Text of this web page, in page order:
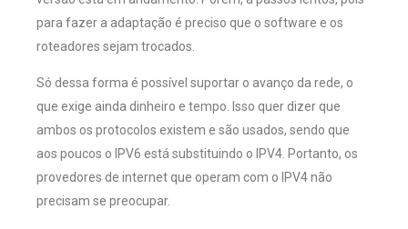
para fazer a adaptação é preciso que o software e os
roteadores sejam trocados.
Só dessa forma é possível suportar o avanço da rede, o
que exige ainda dinheiro e tempo. Isso quer dizer que
ambos os protocolos existem e são usados, sendo que
aos poucos o IPV6 está substituindo o IPV4. Portanto, os
provedores de internet que operam com o IPV4 não
precisam se preocupar.